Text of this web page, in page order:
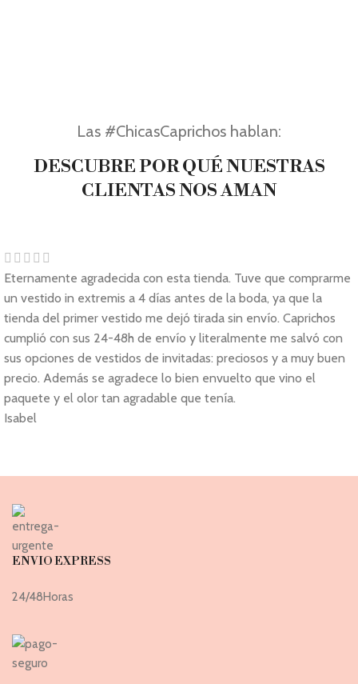
Las #ChicasCaprichos hablan:
DESCUBRE POR QUÉ NUESTRAS
CLIENTAS NOS AMAN
Eternamente agradecida con esta tienda. Tuve que comprarme
un vestido in extremis a 4 días antes de la boda, ya que la
tienda del primer vestido me dejó tirada sin envío. Caprichos
cumplió con sus 24-48h de envío y literalmente me salvó con
sus opciones de vestidos de invitadas: preciosos y a muy buen
precio. Además se agradece lo bien envuelto que vino el
paquete y el olor tan agradable que tenía.
Isabel
ENVIO EXPRESS
24/48Horas